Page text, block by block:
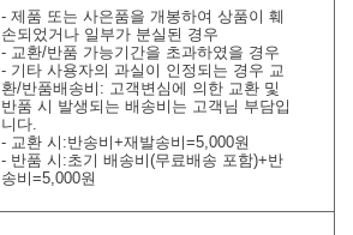
- 제품 또는 사은품을 개봉하여 상품이 훼
손되었거나 일부가 분실된 경우
- 교환/반품 가능기간을 초과하였을 경우
- 기타 사용자의 과실이 인정되는 경우 교
환/반품배송비: 고객변심에 의한 교환 및
반품 시 발생되는 배송비는 고객님 부담입
니다.
- 교환 시:반송비+재발송비=5,000원
- 반품 시:초기 배송비(무료배송 포함)+반
송비=5,000원